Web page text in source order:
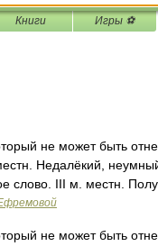
Книги Игры ⚽
не может быть
Недалёкий,
слово. III м. местн.
не может быть